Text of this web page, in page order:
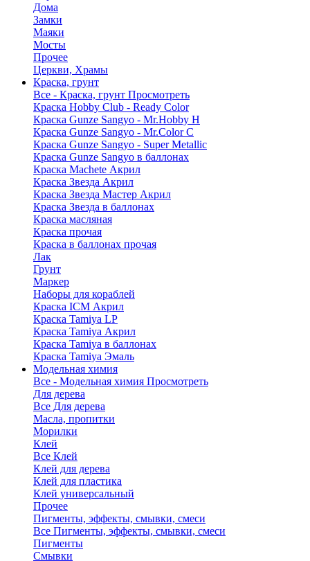
Дома
Замки
Маяки
Мосты
Прочее
Церкви, Храмы
Краска, грунт
Все - Краска, грунт Просмотреть
Краска Hobby Club - Ready Color
Краска Gunze Sangyo - Mr.Hobby H
Краска Gunze Sangyo - Mr.Color C
Краска Gunze Sangyo - Super Metallic
Краска Gunze Sangyo в баллонах
Краска Machete Акрил
Краска Звезда Акрил
Краска Звезда Мастер Акрил
Краска Звезда в баллонах
Краска масляная
Краска прочая
Краска в баллонах прочая
Лак
Грунт
Маркер
Наборы для кораблей
Краска ICM Акрил
Краска Tamiya LP
Краска Tamiya Акрил
Краска Tamiya в баллонах
Краска Tamiya Эмаль
Модельная химия
Все - Модельная химия Просмотреть
Для дерева
Все Для дерева
Масла, пропитки
Морилки
Клей
Все Клей
Клей для дерева
Клей для пластика
Клей универсальный
Прочее
Пигменты, эффекты, смывки, смеси
Все Пигменты, эффекты, смывки, смеси
Пигменты
Смывки